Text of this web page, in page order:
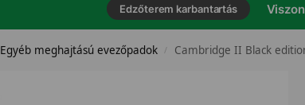
Edzőterem karbantartás
Egyéb meghajtású evezőpadok / Cambridge II Black